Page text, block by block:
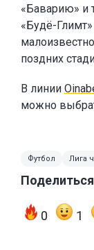
«Баварию» и
«Будё-
поздних
В линии
можно
Футбол Лига
Поделиться
0 1